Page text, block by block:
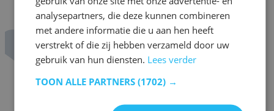
analysepartners, die deze kunnen combineren
met andere informatie die u aan hen heeft
verstrekt of die zij hebben verzameld door uw
gebruik van hun diensten. Lees verder
TOON ALLE PARTNERS (1702) →